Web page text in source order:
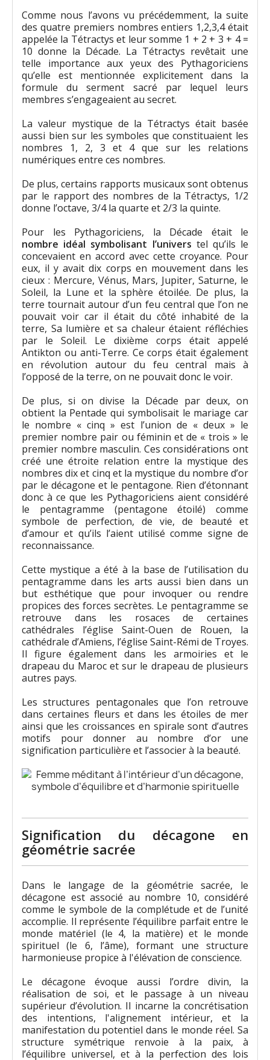
Comme nous l’avons vu précédemment, la suite
des quatre premiers nombres entiers 1,2,3,4 était
appelée la Tétractys et leur somme 1 + 2 + 3 + 4 =
10 donne la Décade. La Tétractys revêtait une
telle importance aux yeux des Pythagoriciens
qu’elle est mentionnée explicitement dans la
formule du serment sacré par lequel leurs
membres s’engageaient au secret.
La valeur mystique de la Tétractys était basée
aussi bien sur les symboles que constituaient les
nombres 1, 2, 3 et 4 que sur les relations
numériques entre ces nombres.
De plus, certains rapports musicaux sont obtenus
par le rapport des nombres de la Tétractys, 1/2
donne l’octave, 3/4 la quarte et 2/3 la quinte.
Pour les Pythagoriciens, la Décade était le
nombre idéal symbolisant l’univers tel qu’ils le
concevaient en accord avec cette croyance. Pour
eux, il y avait dix corps en mouvement dans les
cieux : Mercure, Vénus, Mars, Jupiter, Saturne, le
Soleil, la Lune et la sphère étoilée. De plus, la
terre tournait autour d’un feu central que l’on ne
pouvait voir car il était du côté inhabité de la
terre, Sa lumière et sa chaleur étaient réfléchies
par le Soleil. Le dixième corps était appelé
Antikton ou anti-Terre. Ce corps était également
en révolution autour du feu central mais à
l’opposé de la terre, on ne pouvait donc le voir.
De plus, si on divise la Décade par deux, on
obtient la Pentade qui symbolisait le mariage car
le nombre « cinq » est l’union de « deux » le
premier nombre pair ou féminin et de « trois » le
premier nombre masculin. Ces considérations ont
créé une étroite relation entre la mystique des
nombres dix et cinq et la mystique du nombre d’or
par le décagone et le pentagone. Rien d’étonnant
donc à ce que les Pythagoriciens aient considéré
le pentagramme (pentagone étoilé) comme
symbole de perfection, de vie, de beauté et
d’amour et qu’ils l’aient utilisé comme signe de
reconnaissance.
Cette mystique a été à la base de l’utilisation du
pentagramme dans les arts aussi bien dans un
but esthétique que pour invoquer ou rendre
propices des forces secrètes. Le pentagramme se
retrouve dans les rosaces de certaines
cathédrales l’église Saint-Ouen de Rouen, la
cathédrale d’Amiens, l’église Saint-Rémi de Troyes.
Il figure également dans les armoiries et le
drapeau du Maroc et sur le drapeau de plusieurs
autres pays.
Les structures pentagonales que l’on retrouve
dans certaines fleurs et dans les étoiles de mer
ainsi que les croissances en spirale sont d’autres
motifs pour donner au nombre d’or une
signification particulière et l’associer à la beauté.
Signification du décagone en
géométrie sacrée
Dans le langage de la géométrie sacrée, le
décagone est associé au nombre 10, considéré
comme le symbole de la complétude et de l’unité
accomplie. Il représente l’équilibre parfait entre le
monde matériel (le 4, la matière) et le monde
spirituel (le 6, l’âme), formant une structure
harmonieuse propice à l'élévation de conscience.
Le décagone évoque aussi l’ordre divin, la
réalisation de soi, et le passage à un niveau
supérieur d’évolution. Il incarne la concrétisation
des intentions, l'alignement intérieur, et la
manifestation du potentiel dans le monde réel. Sa
structure symétrique renvoie à la paix, à
l’équilibre universel, et à la perfection des lois